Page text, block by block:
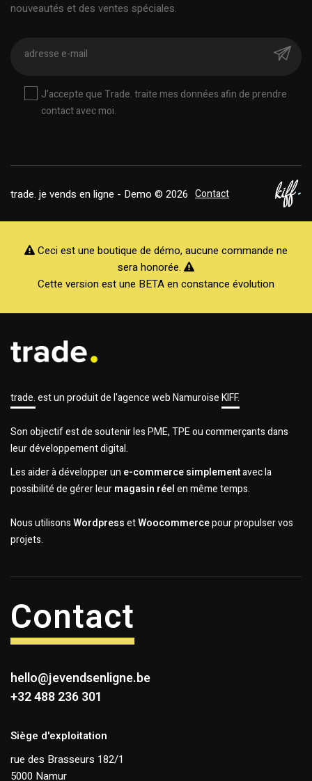
nouveautés et des ventes spéciales.
J'accepte que Trade. traite mes données afin de prendre
contact avec moi.
trade. je vends en ligne - Demo © 2026 Contact
Ceci est une boutique de démo, aucune commande ne
sera honorée.
Cette version est une BETA en constance évolution
trade.est un produit de l'agence web NamuroiseKIFF.
Son objectif est de soutenir les PME, TPE ou commerçants dans
leur développement digital.
Les aider à développer un e-commerce simplementavec la
possibilité de gérer leurmagasin réelen même temps.
Nous utilisonsWordpressetWoocommercepour propulser vos
projets.
Contact
hello@jevendsenligne.be
+32 488 236 301
Siège d'exploitation
rue des Brasseurs 182/1
5000 Namur